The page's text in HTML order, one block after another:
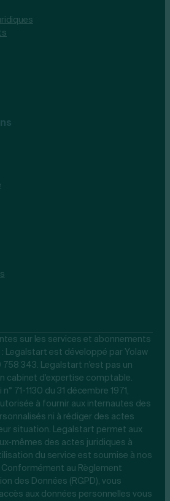
sur les services et abonnements
Legalstart est développé par Yolaw
758 343. Legalstart n'est pas un
cabinet d'expertise comptable.
71-1130 du 31 décembre 1971,
à fournir aux internautes des
ni à rédiger des actes
situation. Legalstart permet aux
mêmes des actes juridiques à
du service est soumise à nos
au Règlement
des Données (RGPD), vous
aux données personnelles vous